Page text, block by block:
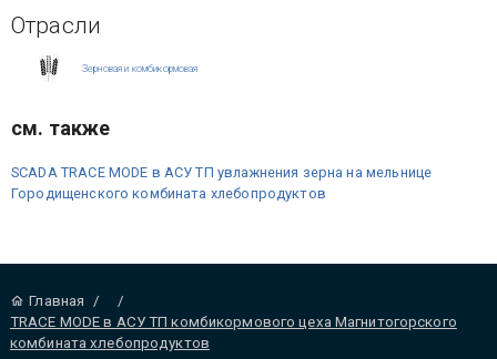
Отрасли
Зерновая и комбикормовая
см. также
SCADA TRACE MODE в АСУ ТП увлажнения зерна на мельнице
Городищенского комбината хлебопродуктов
Главная /
/
TRACE MODE в АСУ ТП комбикормового цеха Магнитогорского
комбината хлебопродуктов